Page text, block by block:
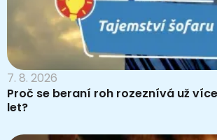
7. 8. 2026
Proč se beraní roh rozeznívá už
let?